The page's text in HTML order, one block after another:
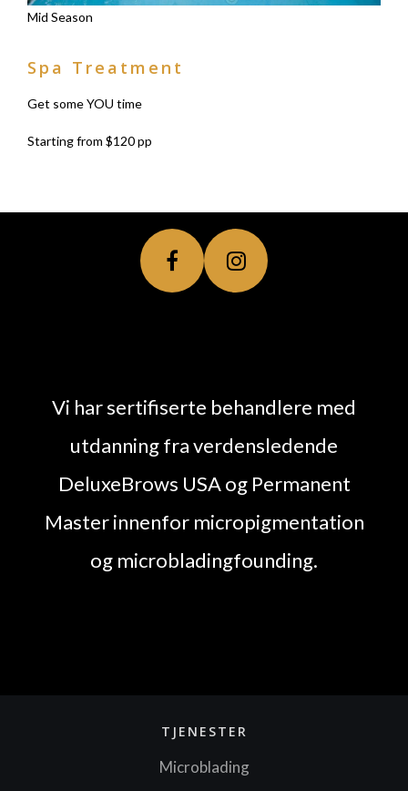
Mid Season
Spa Treatment
Get some YOU time
Starting from $120pp
Vi har sertifiserte behandlere med
utdanning fra verdensledende
DeluxeBrows USA og Permanent
Master innenfor micropigmentation
og microbladingfounding.
TJENESTER
Microblading